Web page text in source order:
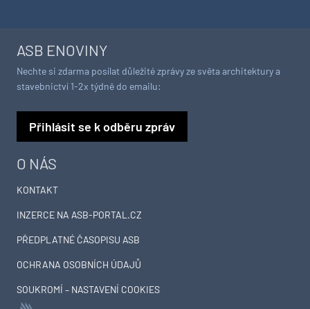
O NÁS
KONTAKT
INZERCE NA ASB-PORTAL.CZ
PŘEDPLATNÉ ČASOPISU ASB
OCHRANA OSOBNÍCH ÚDAJŮ
SOUKROMÍ – NASTAVENÍ COOKIES
ASB ENOVINY
Nechte si zdarma posílat důležité zprávy ze světa architektury a
stavebnictví 1-2x týdně do emailu:
Přihlásit se k odběru zpráv